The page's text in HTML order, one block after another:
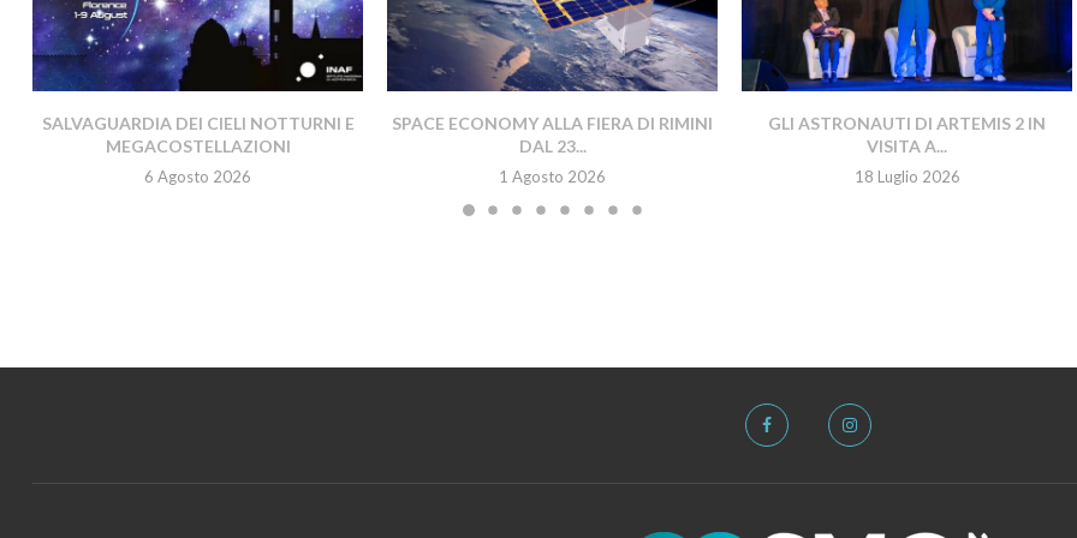
SALVAGUARDIA DEI CIELI NOTTURNI E
MEGACOSTELLAZIONI
6 Agosto 2026
SPACE ECONOMY ALLA FIERA DI RIMINI
DAL 23...
1 Agosto 2026
GLI ASTRONAUTI DI ARTEMIS 2 IN
VISITA A...
18 Luglio 2026